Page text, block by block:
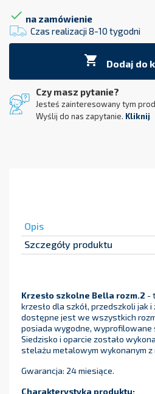
 na zamówienie
Czas realizacji 8-10 tygodni
 Dodaj do
Czy masz pytanie?
Jesteś zainteresowany tym
Wyślij do nas zapytanie. Kliknij
Opis
Szczegóły produktu
Krzesło szkolne Bella rozm.2 -
krzesło dla szkół, przedszkoli jak i
dostępne jest we wszystkich
posiada wygodne, wyprofilowane
Siedzisko i oparcie zostało
stelażu metalowym wykonanym z
Gwarancja: 24 miesiące.
Charakterystyka produktu: